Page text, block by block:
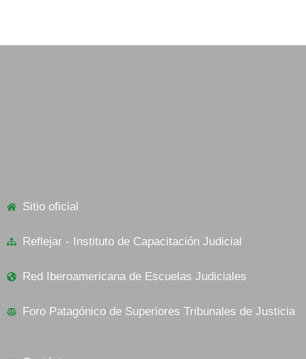
Sitio oficial
Reflejar - Instituto de Capacitación Judicial
Red Iberoamericana de Escuelas Judiciales
Foro Patagónico de Superiores Tribunales de Justicia